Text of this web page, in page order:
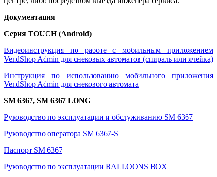
Документация
Серия TOUCH (Android)
Видеоинструкция по работе с мобильным приложением
VendShop Admin для снековых автоматов (спираль или ячейка)
Инструкция по использованию мобильного приложения
VendShop Admin для снекового автомата
SM 6367, SM 6367 LONG
Руководство по эксплуатации и обслуживанию SM 6367
Руководство оператора SM 6367-S
Паспорт SM 6367
Руководство по эксплуатации BALLOONS BOX